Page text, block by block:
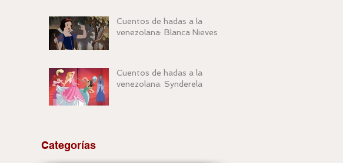
Cuentos de hadas a la
venezolana: Blanca Nieves
Cuentos de hadas a la
venezolana: Synderela
Categorías